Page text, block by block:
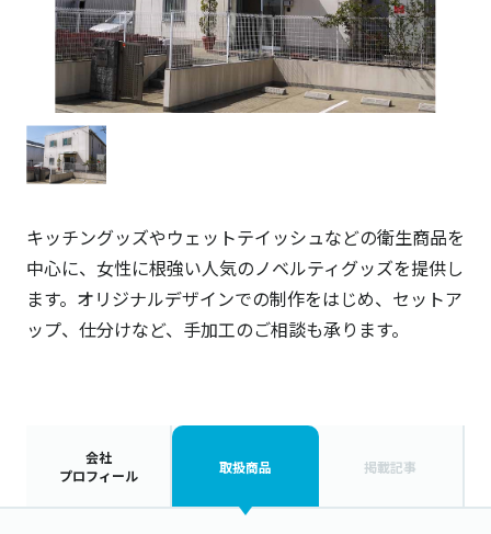
キッチングッズやウェットテイッシュなどの衛生商品を
中心に、女性に根強い人気のノベルティグッズを提供し
ます。オリジナルデザインでの制作をはじめ、セットア
ップ、仕分けなど、手加工のご相談も承ります。
会社
プロフィール
取扱商品 掲載記事